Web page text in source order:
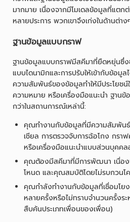
มากมาย เนื่องจากมีโมเดลข้อมูลที่แตก
หลายประการ พวกเขาจึงเก่งในด้านต่าง
ฐานข้อมูลแบบกราฟ
ฐานข้อมูลแบบกราฟมีสคีมาที่ยืดหยุ่นซึ่ง
แบบไดนามิกและการปรับให้เข้ากับข้อมู
ความสัมพันธ์ของข้อมูลทำให้มีประโยชน์
ความหมาย หรือเครื่องมือแนะนำ ฐาน
กว่าในสถานการณ์เหล่านี้:
คุณทำงานกับข้อมูลที่มีความสัมพันธ์
เชียล การตรวจจับการฉ้อโกง กร
หรือเครื่องมือแนะนำแบบส่วนบุคค
คุณต้องมีสคีมาที่มีการพัฒนา เนื่อง
โหนด และคุณสมบัติโดยไม่รบกวนโ
คุณกำลังทำงานกับข้อมูลที่เชื่อมโย
หลายครั้งหรือไม่ทราบจำนวนครั้งร
สืบค้นประเภทเพื่อนของเพื่อน)